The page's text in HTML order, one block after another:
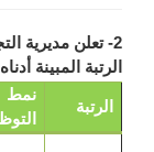
تعلن مديرية
المبينة أدناه بعنوان
التوظيف